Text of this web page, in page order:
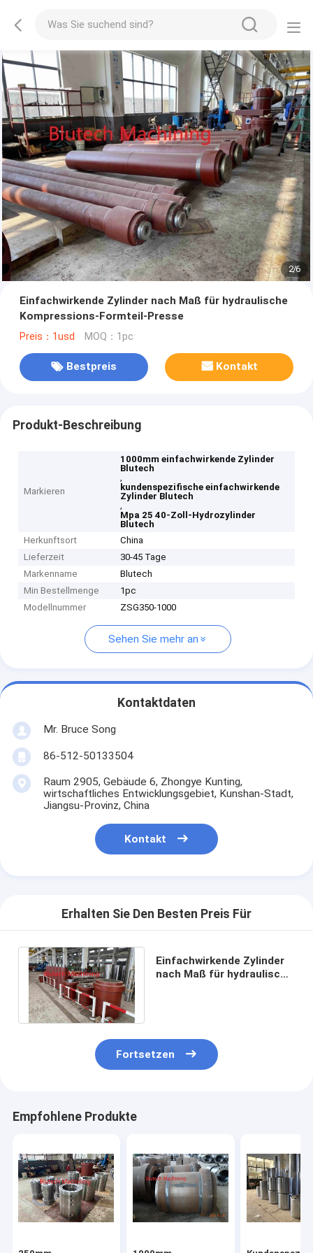
2/6
Einfachwirkende Zylinder nach Maß für hydraulische
Kompressions-Formteil-Presse
Preis：1usd MOQ：1pc
Bestpreis Kontakt
Produkt-Beschreibung
Markieren
1000mm einfachwirkende Zylinder
Blutech
,
kundenspezifische einfachwirkende
Zylinder Blutech
,
Mpa 25 40-Zoll-Hydrozylinder
Blutech
Herkunftsort
China
Lieferzeit
30-45 Tage
Markenname
Blutech
Min Bestellmenge
1pc
Modellnummer
ZSG350-1000
Sehen Sie mehr an
Kontaktdaten
Mr. Bruce Song
86-512-50133504
Raum 2905, Gebäude 6, Zhongye Kunting,
wirtschaftliches Entwicklungsgebiet, Kunshan-Stadt,
Jiangsu-Provinz, China
Kontakt
Erhalten Sie Den Besten Preis Für
Einfachwirkende Zylinder
nach Maß für hydraulische
Fortsetzen
Empfohlene Produkte